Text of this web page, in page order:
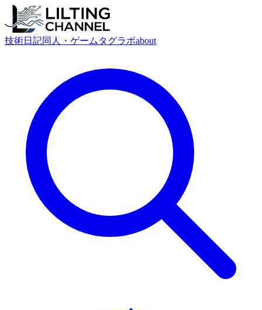
技術日記同人・ゲーム タグラボabout